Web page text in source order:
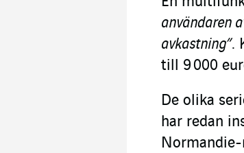
användaren
avkastning”.
till 9 000
De olika
har redan
Normandie-